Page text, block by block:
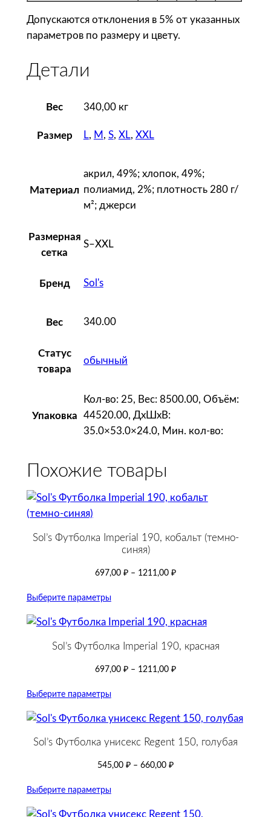
ж
е
п
е
и
o
-
и
Допускаются отклонения в 5% от указанных
параметров по размеру и цвету.
Детали
Вес 340,00 кг
Размер L, M , S, XL, XXL
Материал
акрил, 49%; хлопок, 49%;
полиамид, 2%; плотность 280 г/
м²; джерси
Размерная
сетка
S–XXL
Бренд Sol's
Вес 340.00
Статус
товара
обычный
Упаковка
Кол-во: 25, Вес: 8500.00, Объём:
44520.00, ДxШxВ:
35.0×53.0×24.0, Мин. кол-во:
Похожие товары
Sol’s Футболка Imperial 190, кобальт (темно-
синяя)
697,00 ₽ – 1211,00 ₽
Выберите параметры
Sol’s Футболка Imperial 190, красная
697,00 ₽ – 1211,00 ₽
Выберите параметры
Sol’s Футболка унисекс Regent 150, голубая
545,00 ₽ – 660,00 ₽
Выберите параметры